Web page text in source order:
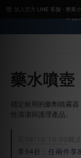
加入官方 LINE 客服 · 專業
2026車友推薦新車鍍
藥水噴
穩定耐用的藥劑噴霧
性清潔與護理產品。
08/10 16:00 截止
享94折；任兩件享